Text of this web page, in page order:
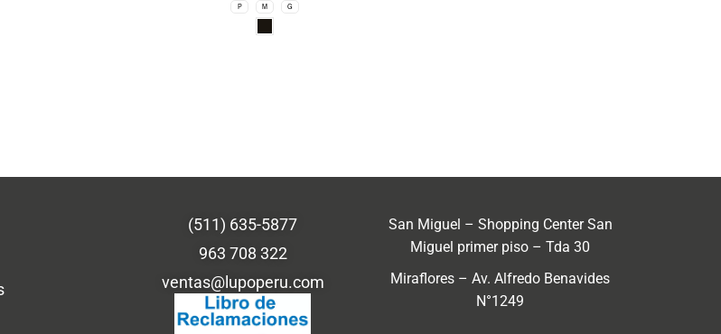
P M G
(511) 635-5877
963 708 322
ventas@lupoperu.com
San Miguel – Shopping Center San
Miguel primer piso – Tda 30
Miraflores – Av. Alfredo Benavides
N°1249